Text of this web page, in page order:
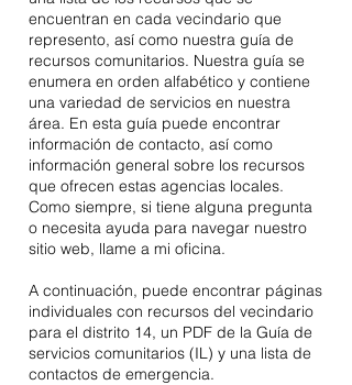
encuentran en cada vecindario que
represento, así como nuestra guía de
recursos comunitarios. Nuestra guía se
enumera en orden alfabético y contiene
una variedad de servicios en nuestra
área. En esta guía puede encontrar
información de contacto, así como
información general sobre los recursos
que ofrecen estas agencias locales.
Como siempre, si tiene alguna pregunta
o necesita ayuda para navegar nuestro
sitio web, llame a mi oficina.
A continuación, puede encontrar páginas
individuales con recursos del vecindario
para el distrito 14, un PDF de la Guía de
servicios comunitarios (IL) y una lista de
contactos de emergencia.